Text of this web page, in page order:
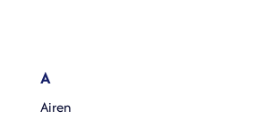
A
Airen